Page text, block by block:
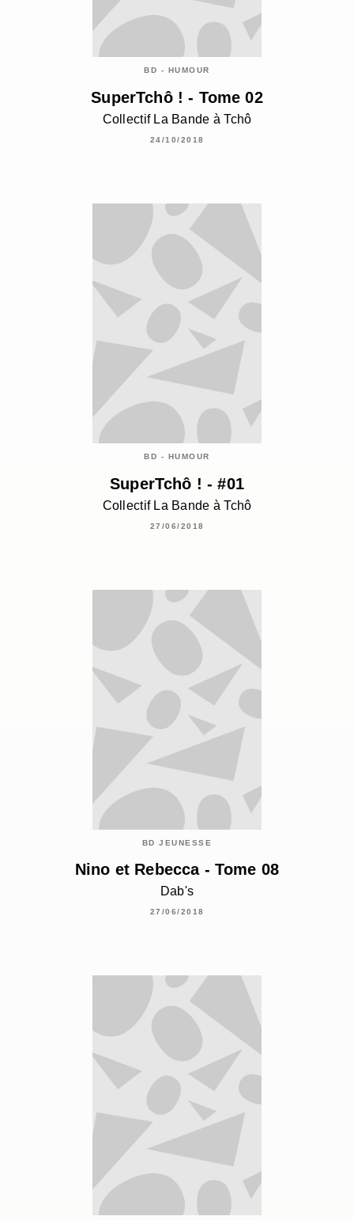
BD - HUMOUR
SuperTchô ! - Tome 02
Collectif La Bande à Tchô
24/10/2018
BD - HUMOUR
SuperTchô ! - #01
Collectif La Bande à Tchô
27/06/2018
BD JEUNESSE
Nino et Rebecca - Tome 08
Dab's
27/06/2018